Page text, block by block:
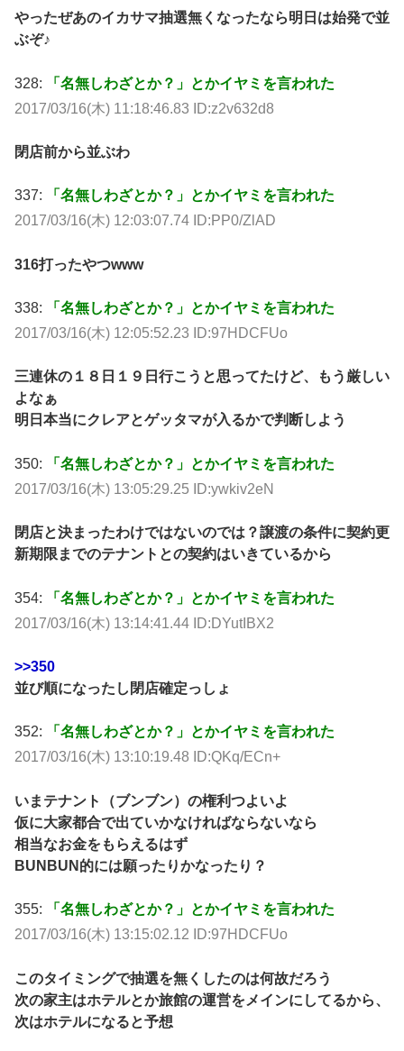
やったぜあのイカサマ抽選無くなったなら明日は始発で並
ぶぞ♪
328:
「名無しわざとか？」とかイヤミを言われた
2017/03/16(木) 11:18:46.83 ID:z2v632d8
閉店前から並ぶわ
337:
「名無しわざとか？」とかイヤミを言われた
2017/03/16(木) 12:03:07.74 ID:PP0/ZlAD
316打ったやつwww
338:
「名無しわざとか？」とかイヤミを言われた
2017/03/16(木) 12:05:52.23 ID:97HDCFUo
三連休の１８日１９日行こうと思ってたけど、もう厳しい
よなぁ
明日本当にクレアとゲッタマが入るかで判断しよう
350:
「名無しわざとか？」とかイヤミを言われた
2017/03/16(木) 13:05:29.25 ID:ywkiv2eN
閉店と決まったわけではないのでは？譲渡の条件に契約更
新期限までのテナントとの契約はいきているから
354:
「名無しわざとか？」とかイヤミを言われた
2017/03/16(木) 13:14:41.44 ID:DYutIBX2
>>350
並び順になったし閉店確定っしょ
352:
「名無しわざとか？」とかイヤミを言われた
2017/03/16(木) 13:10:19.48 ID:QKq/ECn+
いまテナント（ブンブン）の権利つよいよ
仮に大家都合で出ていかなければならないなら
相当なお金をもらえるはず
BUNBUN的には願ったりかなったり？
355:
「名無しわざとか？」とかイヤミを言われた
2017/03/16(木) 13:15:02.12 ID:97HDCFUo
このタイミングで抽選を無くしたのは何故だろう
次の家主はホテルとか旅館の運営をメインにしてるから、
次はホテルになると予想